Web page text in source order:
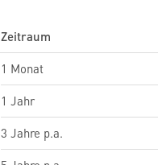
Zeitraum
1 Monat
1 Jahr
3 Jahre p.a.